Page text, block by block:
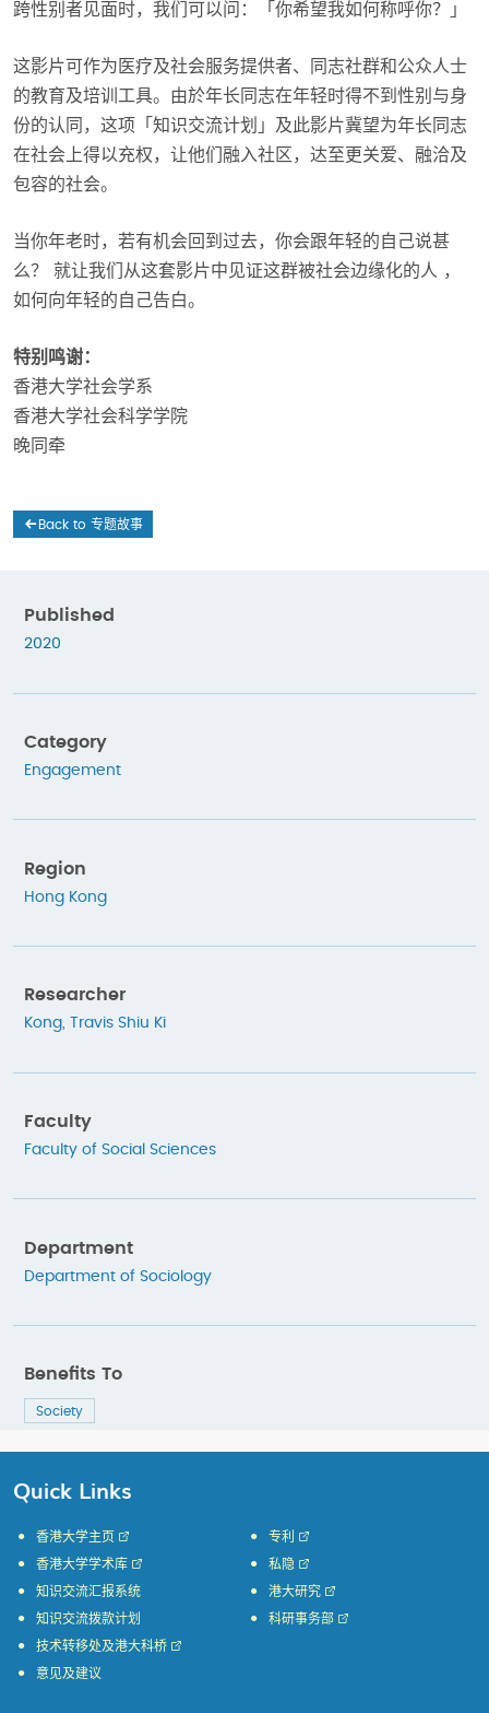
跨性别者见面时，我们可以问：「你希望我如何称呼你？」
这影片可作为医疗及社会服务提供者、同志社群和公众人士
的教育及培训工具。由於年长同志在年轻时得不到性别与身
份的认同，这项「知识交流计划」及此影片冀望为年长同志
在社会上得以充权，让他们融入社区，达至更关爱、融洽及
包容的社会。
当你年老时，若有机会回到过去，你会跟年轻的自己说甚
么？ 就让我们从这套影片中见证这群被社会边缘化的人 ，
如何向年轻的自己告白。
特别鸣谢：
香港大学社会学系
香港大学社会科学学院
晚同牵
Back to 专题故事
Published
2020
Category
Engagement
Region
Hong Kong
Researcher
Kong, Travis Shiu Ki
Faculty
Faculty of Social Sciences
Department
Department of Sociology
Benefits To
Society
Quick Links
香港大学主页
香港大学学术库
知识交流汇报系统
知识交流拨款计划
专利
私隐
港大研究
科研事务部
技术转移处及港大科桥
意见及建议